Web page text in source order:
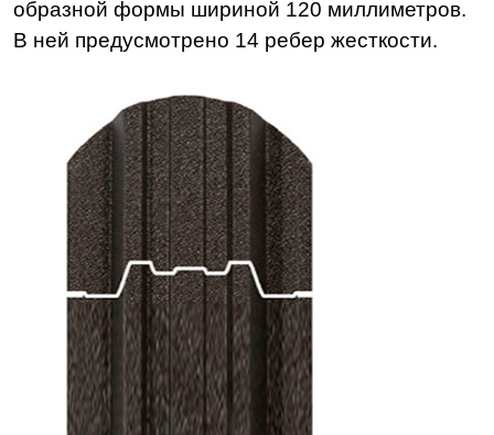
образной формы шириной 120 миллиметров.
В ней предусмотрено 14 ребер жесткости.